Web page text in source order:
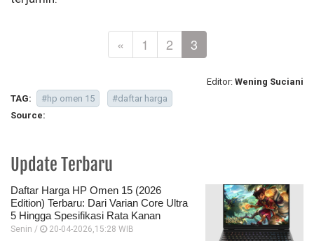
« 1 2 3
Editor: Wening Suciani
TAG:
#hp omen 15
#daftar harga
Source:
Update Terbaru
Daftar Harga HP Omen 15 (2026
Edition) Terbaru: Dari Varian Core Ultra
5 Hingga Spesifikasi Rata Kanan
Senin / 20-04-2026,15:28 WIB